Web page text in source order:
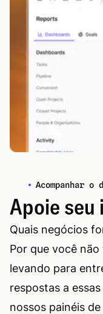
Acompanhar o
Apoie
Quais negócios
Por que você
levando para
respostas a
nossos painéis